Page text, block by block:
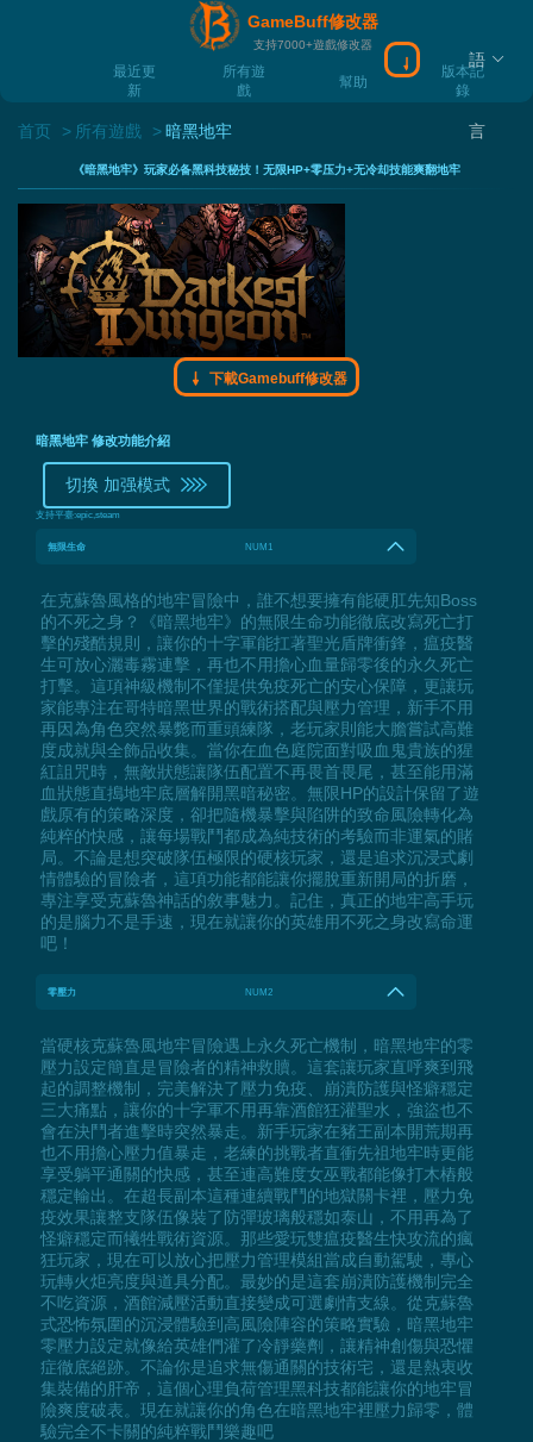
GameBuff修改器
支持7000+遊戲修改器
最近更
新
所有遊
戲
幫助
版本記
錄
下載Gamebuff
語
言
首页 所有遊戲 暗黑地牢
《暗黑地牢》玩家必备黑科技秘技！无限HP+零压力+无冷却技能爽翻地牢
下載Gamebuff修改器
暗黑地牢 修改功能介紹
切換 加强模式
支持平臺:epic,steam
無限生命 NUM1
在克蘇魯風格的地牢冒險中，誰不想要擁有能硬肛先知Boss
的不死之身？《暗黑地牢》的無限生命功能徹底改寫死亡打
擊的殘酷規則，讓你的十字軍能扛著聖光盾牌衝鋒，瘟疫醫
生可放心灑毒霧連擊，再也不用擔心血量歸零後的永久死亡
打擊。這項神級機制不僅提供免疫死亡的安心保障，更讓玩
家能專注在哥特暗黑世界的戰術搭配與壓力管理，新手不用
再因為角色突然暴斃而重頭練隊，老玩家則能大膽嘗試高難
度成就與全飾品收集。當你在血色庭院面對吸血鬼貴族的猩
紅詛咒時，無敵狀態讓隊伍配置不再畏首畏尾，甚至能用滿
血狀態直搗地牢底層解開黑暗秘密。無限HP的設計保留了遊
戲原有的策略深度，卻把隨機暴擊與陷阱的致命風險轉化為
純粹的快感，讓每場戰鬥都成為純技術的考驗而非運氣的賭
局。不論是想突破隊伍極限的硬核玩家，還是追求沉浸式劇
情體驗的冒險者，這項功能都能讓你擺脫重新開局的折磨，
專注享受克蘇魯神話的敘事魅力。記住，真正的地牢高手玩
的是腦力不是手速，現在就讓你的英雄用不死之身改寫命運
吧！
零壓力 NUM2
當硬核克蘇魯風地牢冒險遇上永久死亡機制，暗黑地牢的零
壓力設定簡直是冒險者的精神救贖。這套讓玩家直呼爽到飛
起的調整機制，完美解決了壓力免疫、崩潰防護與怪癖穩定
三大痛點，讓你的十字軍不用再靠酒館狂灌聖水，強盜也不
會在決鬥者進擊時突然暴走。新手玩家在豬王副本開荒期再
也不用擔心壓力值暴走，老練的挑戰者直衝先祖地牢時更能
享受躺平通關的快感，甚至連高難度女巫戰都能像打木樁般
穩定輸出。在超長副本這種連續戰鬥的地獄關卡裡，壓力免
疫效果讓整支隊伍像裝了防彈玻璃般穩如泰山，不用再為了
怪癖穩定而犧牲戰術資源。那些愛玩雙瘟疫醫生快攻流的瘋
狂玩家，現在可以放心把壓力管理模組當成自動駕駛，專心
玩轉火炬亮度與道具分配。最妙的是這套崩潰防護機制完全
不吃資源，酒館減壓活動直接變成可選劇情支線。從克蘇魯
式恐怖氛圍的沉浸體驗到高風險陣容的策略實驗，暗黑地牢
零壓力設定就像給英雄們灌了冷靜藥劑，讓精神創傷與恐懼
症徹底絕跡。不論你是追求無傷通關的技術宅，還是熱衷收
集裝備的肝帝，這個心理負荷管理黑科技都能讓你的地牢冒
險爽度破表。現在就讓你的角色在暗黑地牢裡壓力歸零，體
驗完全不卡關的純粹戰鬥樂趣吧